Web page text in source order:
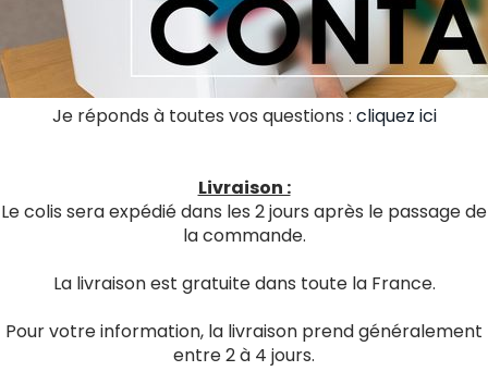
Je réponds à toutes vos questions : cliquez ici
Livraison :
Le colis sera expédié dans les 2 jours après le passage de
la commande.
La livraison est gratuite dans toute la France.
Pour votre information, la livraison prend généralement
entre 2 à 4 jours.